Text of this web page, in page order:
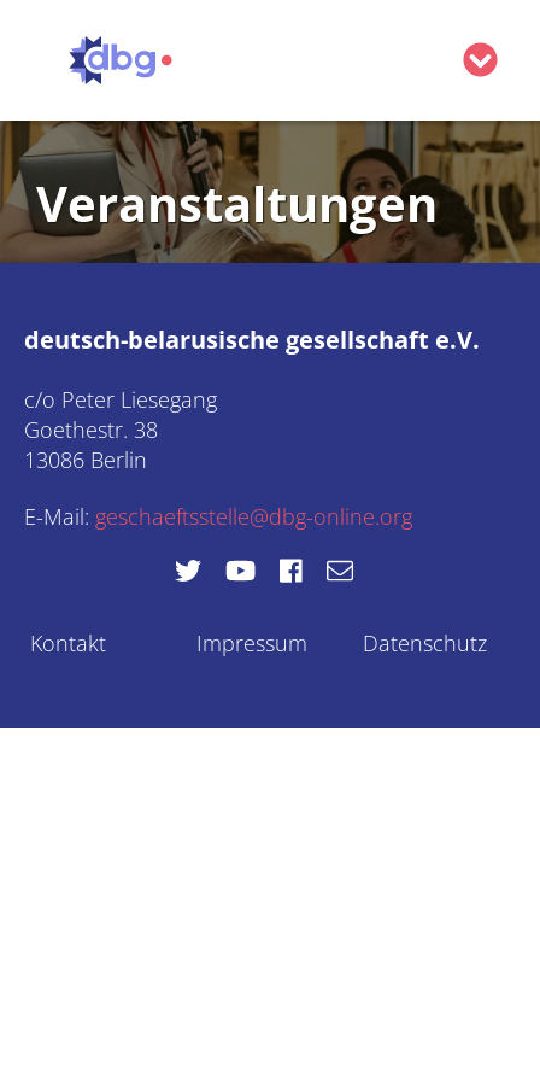
Belarus
Minsk Forum
Minsk Forum XXIII
Minsk Forum 2023
Über uns
Beirat
Unsere Satzung
Partner werden
Mitglied werden
Spenden
Kontakt
Veranstaltungen
deutsch-belarusische gesellschaft e.V.
c/o Peter Liesegang
Goethestr. 38
13086 Berlin
E-Mail: geschaeftsstelle@dbg-online.org
Kontakt Impressum Datenschutz